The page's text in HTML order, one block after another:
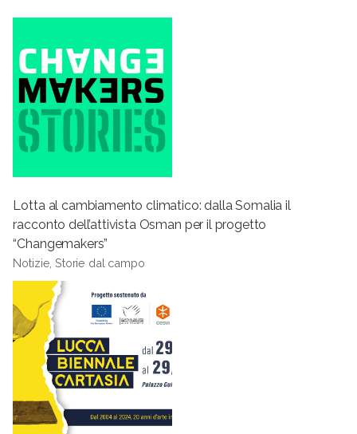
Lotta al cambiamento climatico: dalla Somalia il
racconto dell’attivista Osman per il progetto
“Changemakers”
Notizie, Storie dal campo